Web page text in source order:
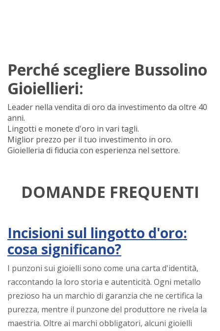
Perché scegliere Bussolino
Gioiellieri:
Leader nella vendita di oro da investimento da oltre 40
anni.
Lingotti e monete d'oro in vari tagli.
Miglior prezzo per il tuo investimento in oro.
Gioielleria di fiducia con esperienza nel settore.
DOMANDE FREQUENTI
Incisioni sul lingotto d'oro:
cosa significano?
I punzoni sui gioielli sono come una carta d'identità,
raccontando la loro storia e autenticità. Ogni metallo
prezioso ha un marchio di garanzia che ne certifica la
purezza, mentre il punzone del produttore ne rivela la
maestria. Oltre ai marchi obbligatori, alcuni gioielli